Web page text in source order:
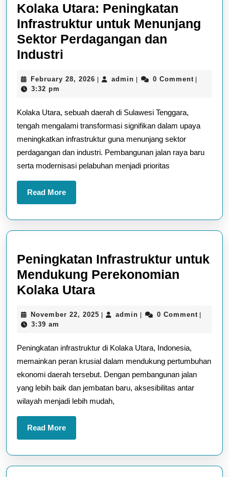
Kolaka Utara: Peningkatan
Infrastruktur untuk Menunjang
Sektor Perdagangan dan
Industri
Peningkatan
untuk
Menunjang
Sektor
Perdagangan
Industri
February 28, 2026 February
| admin admin
| 0 Comment |
3:32 pm
Kolaka Utara, sebuah daerah di Sulawesi Tenggara,
tengah mengalami transformasi signifikan dalam upaya
meningkatkan infrastruktur guna menunjang sektor
perdagangan dan industri. Pembangunan jalan raya baru
serta modernisasi pelabuhan menjadi prioritas
Read MoreRead
More
Peningkatan Infrastruktur untuk
Mendukung Perekonomian
Kolaka UtaraPeningkatan
untuk
Perekonomian
Kolaka
Utara
November 22, 2025 November
| admin admin
| 0 Comment |
3:39 am
Peningkatan infrastruktur di Kolaka Utara, Indonesia,
memainkan peran krusial dalam mendukung pertumbuhan
ekonomi daerah tersebut. Dengan pembangunan jalan
yang lebih baik dan jembatan baru, aksesibilitas antar
wilayah menjadi lebih mudah,
Read MoreRead
More